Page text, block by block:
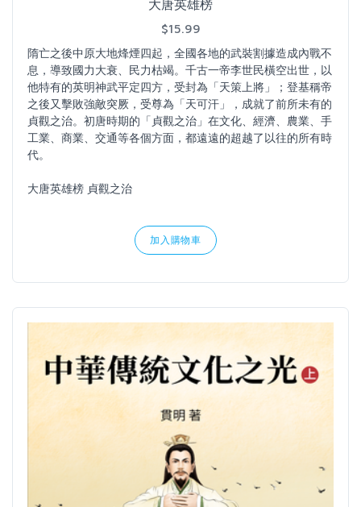
大唐英雄榜
$15.99
隋亡之後中原大地烽煙四起，全國各地的武裝割據造成內戰不
息，導致國力大衰、民力枯竭。千古一帝李世民橫空出世，以
他特有的英明神武平定四方，受封為「天策上將」；登基稱帝
之後又擊敗強敵突厥，受尊為「天可汗」，成就了前所未有的
貞觀之治。初唐時期的「貞觀之治」在文化、經濟、農業、手
工業、商業、交通等各個方面，都遠遠的超越了以往的所有時
代。
大唐英雄榜 貞觀之治
加入購物車